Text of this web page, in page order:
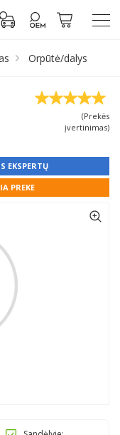
Orpūtė/dalys
(Prekės
įvertinimas)
EKSPERTŲ
PREKE